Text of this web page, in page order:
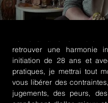
retrouver une harmonie
initiation de 28 ans et
pratiques, je mettrai tout
vous libérer des
jugements, des peurs,